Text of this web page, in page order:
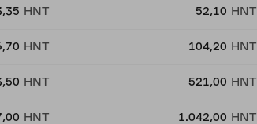
HNT 52,10 HNT
HNT 104,20 HNT
HNT 521,00 HNT
HNT 1.042,00 HNT